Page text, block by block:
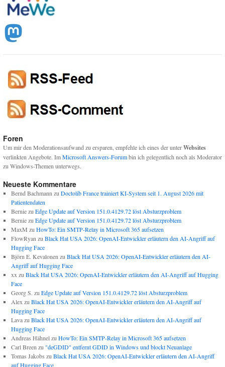
Foren
Um mir den Moderationsaufwand zu ersparen, empfehle ich eines der unterWebsites
verlinkten Angebote. ImMicrosoft Answers-Forumbin ich gelegentlich noch als Moderator
zu Windows-Themen unterwegs.
Neueste Kommentare
Bernd Bachmann zu Doctolib France trainiert KI-System seit 1. August 2026 mit
Patientendaten
Berniezu Edge Update auf Version 151.0.4129.72 löst Absturzproblem
Berniezu Edge Update auf Version 151.0.4129.72 löst Absturzproblem
MaxM zu HowTo: Ein SMTP-Relay in Microsoft 365 aufsetzen
FlowRyan zu Black Hat USA 2026: OpenAI-Entwickler erläutern den AI-Angriff auf
Hugging Face
Björn E. Kevalonen zu Black Hat USA 2026: OpenAI-Entwickler erläutern den AI-
Angriff auf Hugging Face
xx zu Black Hat USA 2026: OpenAI-Entwickler erläutern den AI-Angriff auf Hugging
Face
Georg S. zu Edge Update auf Version 151.0.4129.72 löst Absturzproblem
Alex zu Black Hat USA 2026: OpenAI-Entwickler erläutern den AI-Angriff auf
Hugging Face
Lavazu Black Hat USA 2026: OpenAI-Entwickler erläutern den AI-Angriff auf
Hugging Face
Andreas Hähnelzu HowTo: Ein SMTP-Relay in Microsoft 365 aufsetzen
Carl Breen zu "deGDID" entfernt GDID in Windows und blockt Neuanlage
Tomas Jakobs zu Black Hat USA 2026: OpenAI-Entwickler erläutern den AI-Angriff
auf Hugging Face